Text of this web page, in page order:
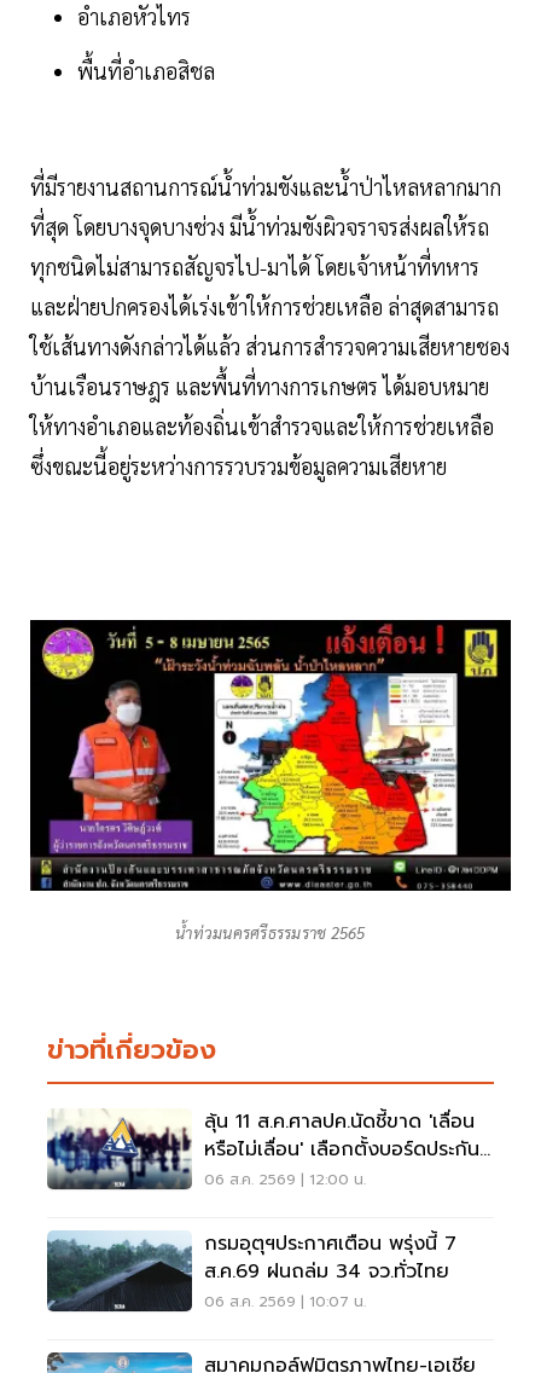
อำเภอหัวไทร
พื้นที่อำเภอสิชล
ที่มีรายงานสถานการณ์น้ำท่วมขังและน้ำป่าไหลหลากมาก
ที่สุด โดยบางจุดบางช่วง มีน้ำท่วมขังผิวจราจรส่งผลให้รถ
ทุกชนิดไม่สามารถสัญจรไป-มาได้ โดยเจ้าหน้าที่ทหาร
และฝ่ายปกครองได้เร่งเข้าให้การช่วยเหลือ ล่าสุดสามารถ
ใช้เส้นทางดังกล่าวได้แล้ว ส่วนการสำรวจความเสียหายชอง
บ้านเรือนราษฎร และพื้นที่ทางการเกษตร ได้มอบหมาย
ให้ทางอำเภอและท้องถิ่นเข้าสำรวจและให้การช่วยเหลือ
ซึ่งขณะนี้อยู่ระหว่างการรวบรวมข้อมูลความเสียหาย
น้ำท่วมนครศรีธรรมราช 2565
ข่าวที่เกี่ยวข้อง
ลุ้น 11 ส.ค.ศาลปค.นัดชี้ขาด 'เลื่อน
หรือไม่เลื่อน' เลือกตั้งบอร์ดประกัน
สังคม
06 ส.ค. 2569 | 12:00 น.
กรมอุตุฯประกาศเตือน พรุ่งนี้ 7
ส.ค.69 ฝนถล่ม 34 จว.ทั่วไทย
06 ส.ค. 2569 | 10:07 น.
สมาคมกอล์ฟมิตรภาพไทย-เอเชีย